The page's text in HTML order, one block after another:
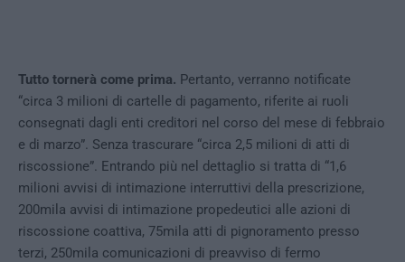
Tutto tornerà come prima. Pertanto, verranno notificate
“circa 3 milioni di cartelle di pagamento, riferite ai ruoli
consegnati dagli enti creditori nel corso del mese di febbraio
e di marzo”. Senza trascurare “circa 2,5 milioni di atti di
riscossione”. Entrando più nel dettaglio si tratta di “1,6
milioni avvisi di intimazione interruttivi della prescrizione,
200mila avvisi di intimazione propedeutici alle azioni di
riscossione coattiva, 75mila atti di pignoramento presso
terzi, 250mila comunicazioni di preavviso di fermo